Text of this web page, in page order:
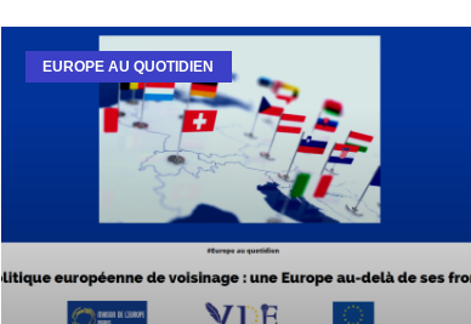
EUROPE AU QUOTIDIEN